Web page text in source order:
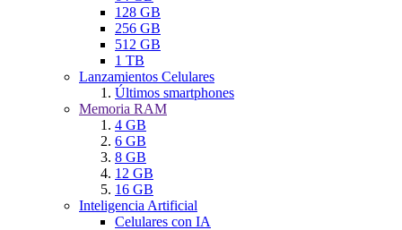
128 GB
256 GB
512 GB
1 TB
Lanzamientos Celulares
Últimos smartphones
Memoria RAM
4 GB
6 GB
8 GB
12 GB
16 GB
Inteligencia Artificial
Celulares con IA